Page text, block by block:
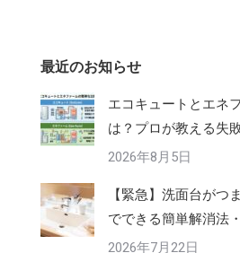
最近のお知らせ
エコキュートとエネ
は？プロが教える失
2026年8月5日
【緊急】洗面台がつ
でできる簡単解消法
2026年7月22日